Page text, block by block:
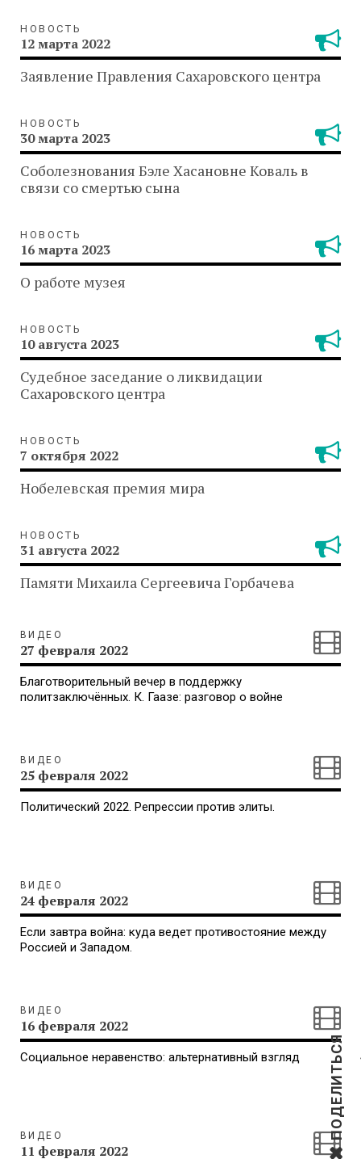
ПОДЕЛИТЬСЯ
НОВОСТЬ
12 марта 2022
Заявление Правления Сахаровского центра
НОВОСТЬ
30 марта 2023
Соболезнования Бэле Хасановне Коваль в
связи со смертью сына
НОВОСТЬ
16 марта 2023
О работе музея
НОВОСТЬ
10 августа 2023
Судебное заседание о ликвидации
Сахаровского центра
НОВОСТЬ
7 октября 2022
Нобелевская премия мира
НОВОСТЬ
31 августа 2022
Памяти Михаила Сергеевича Горбачева
ВИДЕО
27 февраля 2022
Благотворительный вечер в поддержку
политзаключённых. К. Гаазе: разговор о войне
ВИДЕО
25 февраля 2022
Политический 2022. Репрессии против элиты.
ВИДЕО
24 февраля 2022
Если завтра война: куда ведет противостояние между
Россией и Западом.
ВИДЕО
16 февраля 2022
Социальное неравенство: альтернативный взгляд
ВИДЕО
11 февраля 2022